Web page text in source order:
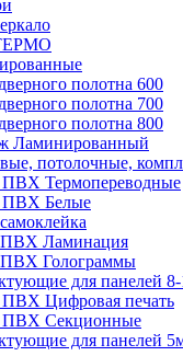
полотна 600
полотна 700
полотна 800
Ламинированный
потолочные,
Термопереводные
ПВХ Белые
ПВХ Ламинация
ПВХ Голограммы
для панелей
Цифровая печать
ПВХ Секционные
для панелей